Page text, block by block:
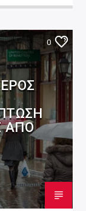
0
ΑΠΌ